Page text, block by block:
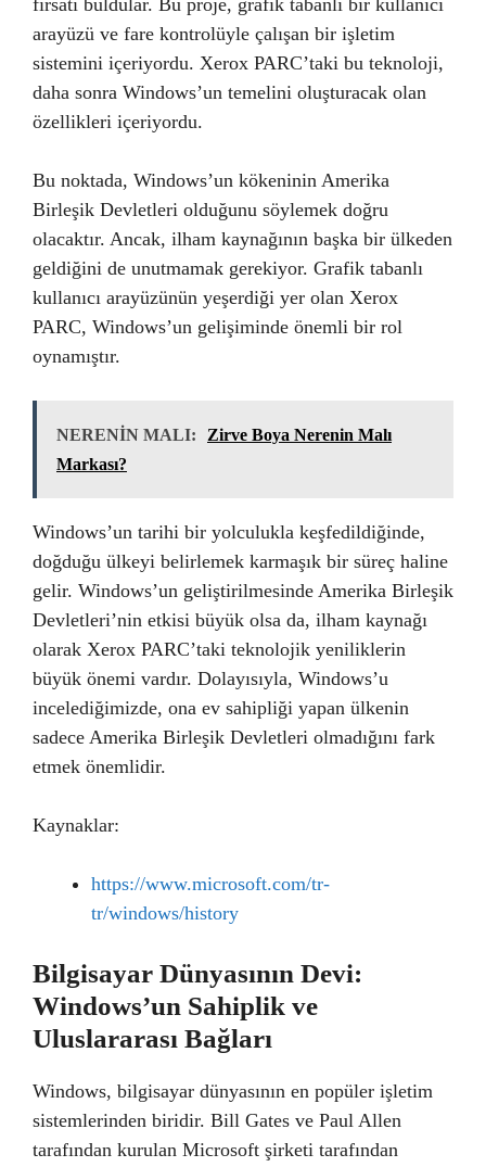
fırsatı buldular. Bu proje, grafik tabanlı bir kullanıcı
arayüzü ve fare kontrolüyle çalışan bir işletim
sistemini içeriyordu. Xerox PARC’taki bu teknoloji,
daha sonra Windows’un temelini oluşturacak olan
özellikleri içeriyordu.
Bu noktada, Windows’un kökeninin Amerika
Birleşik Devletleri olduğunu söylemek doğru
olacaktır. Ancak, ilham kaynağının başka bir ülkeden
geldiğini de unutmamak gerekiyor. Grafik tabanlı
kullanıcı arayüzünün yeşerdiği yer olan Xerox
PARC, Windows’un gelişiminde önemli bir rol
oynamıştır.
NERENİN MALI:
Zirve Boya Nerenin Malı
Markası?
Windows’un tarihi bir yolculukla keşfedildiğinde,
doğduğu ülkeyi belirlemek karmaşık bir süreç haline
gelir. Windows’un geliştirilmesinde Amerika Birleşik
Devletleri’nin etkisi büyük olsa da, ilham kaynağı
olarak Xerox PARC’taki teknolojik yeniliklerin
büyük önemi vardır. Dolayısıyla, Windows’u
incelediğimizde, ona ev sahipliği yapan ülkenin
sadece Amerika Birleşik Devletleri olmadığını fark
etmek önemlidir.
Kaynaklar:
https://www.microsoft.com/tr-
tr/windows/history
Bilgisayar Dünyasının Devi:
Windows’un Sahiplik ve
Uluslararası Bağları
Windows, bilgisayar dünyasının en popüler işletim
sistemlerinden biridir. Bill Gates ve Paul Allen
tarafından kurulan Microsoft şirketi tarafından